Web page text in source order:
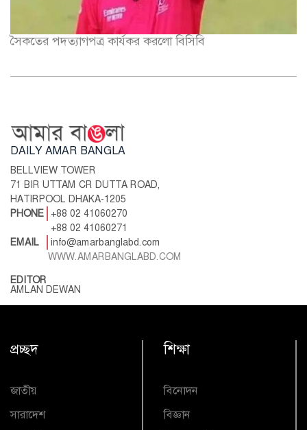
সৈকতের পদত্যাগপত্র কার্যকর করলো বিসিবি
DAILY AMAR BANGLA
BELLVIEW TOWER
71 BIR UTTAM CR DUTTA ROAD,
HATIRPOOL DHAKA-1205
PHONE
+88 02 41060270
+88 02 41060271
EMAIL
info@amarbanglabd.com
WWW.AMARBANGLABD.COM
EDITOR
AMLAN DEWAN
প্রচ্ছদ
জাতীয়
সারাদেশ
শিক্ষা
বিনোদন
বিজ্ঞান